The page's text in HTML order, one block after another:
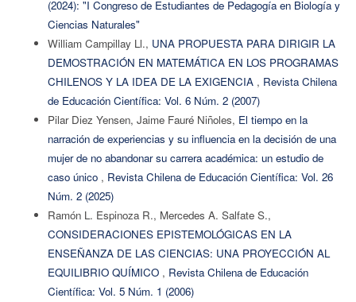
(2024): "I Congreso de Estudiantes de Pedagogía en Biología y
Ciencias Naturales"
William Campillay Ll., UNA PROPUESTA PARA DIRIGIR LA
DEMOSTRACIÓN EN MATEMÁTICA EN LOS PROGRAMAS
CHILENOS Y LA IDEA DE LA EXIGENCIA , Revista Chilena
de Educación Científica: Vol. 6 Núm. 2 (2007)
Pilar Diez Yensen, Jaime Fauré Niñoles, El tiempo en la
narración de experiencias y su influencia en la decisión de una
mujer de no abandonar su carrera académica: un estudio de
caso único , Revista Chilena de Educación Científica: Vol. 26
Núm. 2 (2025)
Ramón L. Espinoza R., Mercedes A. Salfate S.,
CONSIDERACIONES EPISTEMOLÓGICAS EN LA
ENSEÑANZA DE LAS CIENCIAS: UNA PROYECCIÓN AL
EQUILIBRIO QUÍMICO , Revista Chilena de Educación
Científica: Vol. 5 Núm. 1 (2006)